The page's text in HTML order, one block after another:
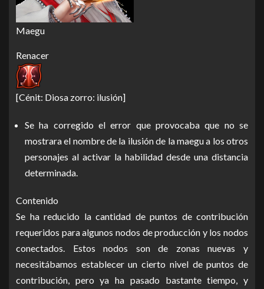
Maegu
Renacer
[Cénit: Diosa zorro: ilusión]
Se ha corregido el error que provocaba que no se
mostrara el nombre de la ilusión de la maegu a los otros
personajes al activar la habilidad desde una distancia
determinada.
Contenido
Se ha reducido la cantidad de puntos de contribución
requeridos para algunos nodos de producción y los nodos
conectados. Estos nodos son de zonas nuevas y
necesitábamos establecer un cierto nivel de puntos de
contribución, pero ya ha pasado bastante tiempo, y